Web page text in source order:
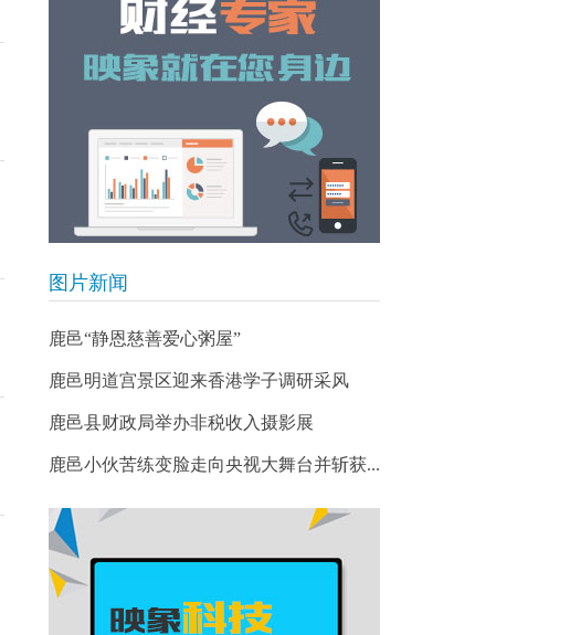
图片新闻
鹿邑“静恩慈善爱心粥屋”
鹿邑明道宫景区迎来香港学子调研采风
鹿邑县财政局举办非税收入摄影展
​鹿邑小伙苦练变脸走向央视大舞台并斩获...